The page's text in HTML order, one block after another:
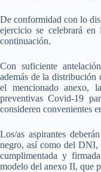
De conformidad con lo
ejercicio se celebrará
continuación.
Con suficiente
además de la distribución
el mencionado anexo,
preventivas Covid-19
consideren convenientes
Los/as aspirantes
negro, así como del DNI,
cumplimentada y
modelo del anexo II, que